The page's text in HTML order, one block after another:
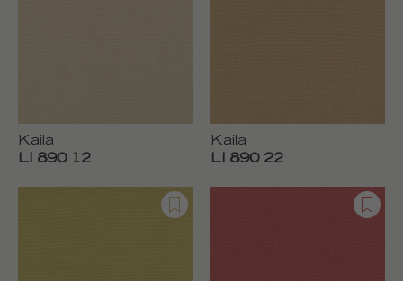
Kaila
LI 890 12
Kaila
LI 890 22